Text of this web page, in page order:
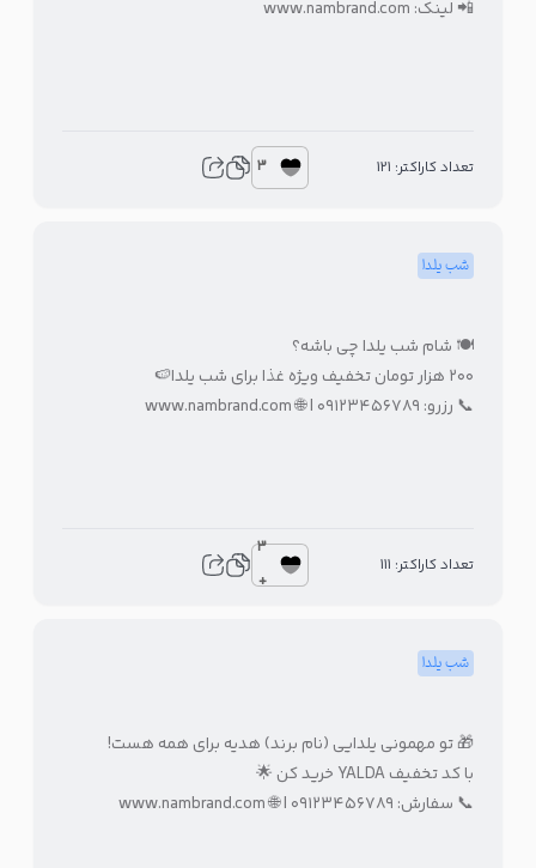
📲 لینک: www.nambrand.com
تعداد کاراکتر: 121 3
شب یلدا
🍽 شام شب یلدا چی باشه؟
۲۰۰ هزار تومان تخفیف ویژه غذا برای شب یلدا🍉
📞 رزرو: ۰۹۱۲۳۴۵۶۷۸۹ | 🌐 www.nambrand.com
تعداد کاراکتر: 111
3
+
شب یلدا
🎁 تو مهمونی یلدایی (نام برند) هدیه برای همه هست!
با کد تخفیف YALDA خرید کن 🌟
📞 سفارش: ۰۹۱۲۳۴۵۶۷۸۹ | 🌐 www.nambrand.com